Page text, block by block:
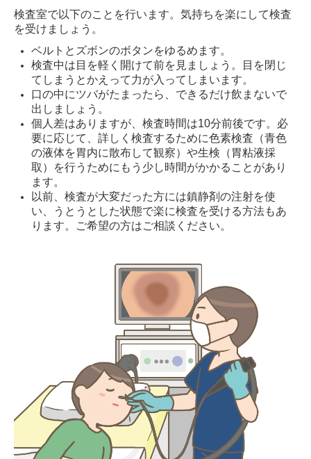
検査室で以下のことを行います。気持ちを楽にして検査
を受けましょう。
ベルトとズボンのボタンをゆるめます。
検査中は目を軽く開けて前を見ましょう。目を閉じ
てしまうとかえって力が入ってしまいます。
口の中にツバがたまったら、できるだけ飲まないで
出しましょう。
個人差はありますが、検査時間は10分前後です。必
要に応じて、詳しく検査するために色素検査（青色
の液体を胃内に散布して観察）や生検（胃粘液採
取）を行うためにもう少し時間がかかることがあり
ます。
以前、検査が大変だった方には鎮静剤の注射を使
い、うとうとした状態で楽に検査を受ける方法もあ
ります。ご希望の方はご相談ください。